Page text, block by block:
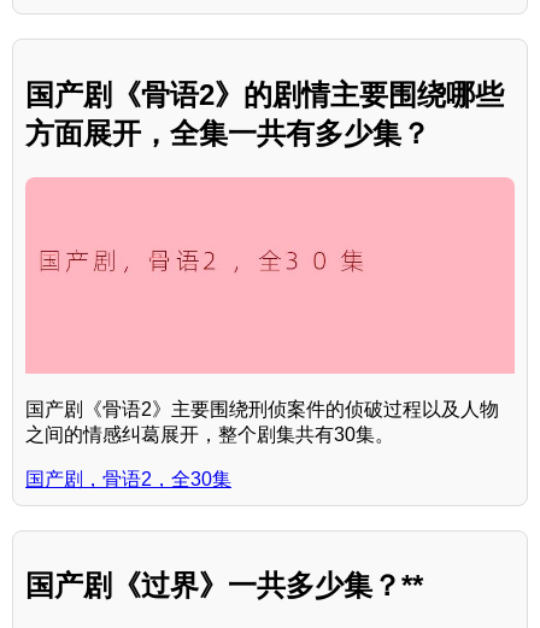
国产剧《骨语2》的剧情主要围绕哪些
方面展开，全集一共有多少集？
国产剧《骨语2》主要围绕刑侦案件的侦破过程以及人物
之间的情感纠葛展开，整个剧集共有30集。
国产剧，骨语2，全30集
国产剧《过界》一共多少集？**